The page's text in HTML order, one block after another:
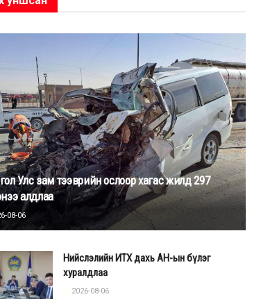
Улс зам тээврийн ослоор хагас жилд 297
алдлаа
08-06
Нийслэлийн ИТХ дахь АН-ын бүлэг
хуралдлаа
2026-08-06